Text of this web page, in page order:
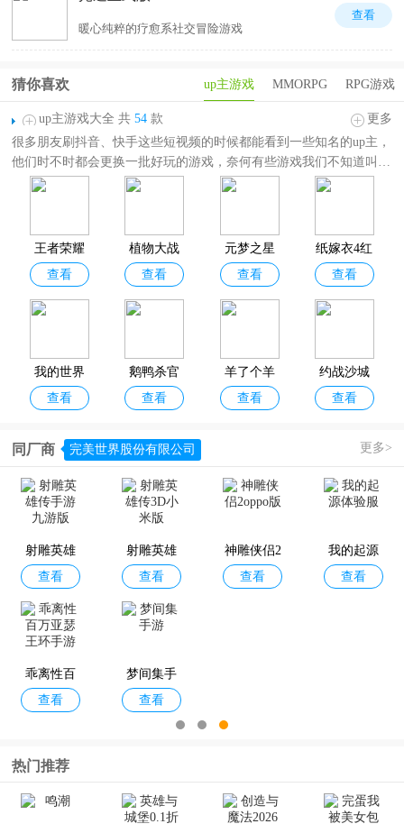
暖心纯粹的疗愈系社交冒险游戏
查看
up主游戏 MMORPG RPG游戏
猜你喜欢
up主游戏大全 共 54 款
更多
很多朋友刷抖音、快手这些短视频的时候都能看到一些知名的up主，
他们时不时都会更换一批好玩的游戏，奈何有些游戏我们不知道叫什
么名字，为此小编特意带来了这份
up主游戏大全
，这里包含了诸多
游戏有着独特的玩法，可以让玩家体验全新的欢乐。还在等什么呢？
有需要的朋友们欢迎前来下载体验。
王者荣耀
查看
植物大战
僵尸杂交
版手机版
查看
元梦之星
官方正版
查看
纸嫁衣4红
丝缠
查看
我的世界
移动版
查看
鹅鸭杀官
方正版
查看
羊了个羊
查看
约战沙城
官方版
查看
英雄联盟
手游电竞
客户端
查看
梦三国手
游官方版
查看
避难所生
制版
燕云十六
萤火突击
国际测试
服
查看
巅峰极速
同厂商 完美世界股份有限公司 更多>
射雕英雄
传手游九
游版
查看
射雕英雄
传3D小米
版
查看
神雕侠侣2
oppo版
查看
我的起源
体验服
查看
乖离性百
万亚瑟王
查看
梦间集手
游
查看
热门推荐